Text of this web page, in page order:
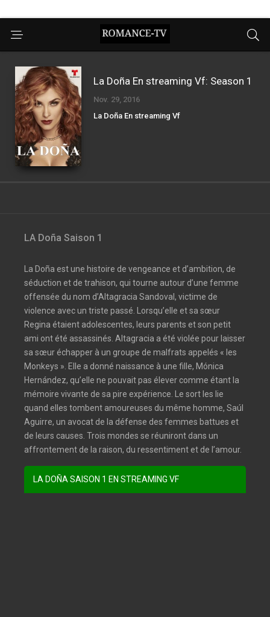
La Doña En streaming Vf: Season 1
Nov. 29, 2016
La Doña En streaming Vf
LA Doña Saison 1
La Doña est une histoire de vengeance et d’ambition, de
séduction et de trahison, qui tourne autour d’une femme
offensée du nom d’Altagracia Sandoval, victime de
violence avec un triste passé. Lorsqu’elle et sa sœur
Regina étaient adolescentes, leurs parents et son petit
ami ont été assassinés. Altagracia a été violée pour laisser
sa sœur échapper à un groupe de malfrats appelés « les
Monkeys ». Elle a donné naissance à une fille, Mónica
Hernández, qu’elle ne pouvait pas élever comme étant la
mémoire vivante de sa pire expérience. Le sort les lie
quand elles tombent amoureuses du même homme, Saúl
Aguirre, un avocat de la défense des femmes battues et
de leurs causes. Trois mondes se réuniront dans un
affrontement de la raison, du ressentiment et de l’amour.
LA DOÑA SAISON 1 EN STREAMING VF